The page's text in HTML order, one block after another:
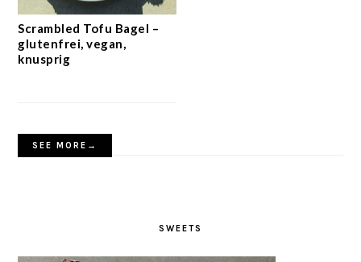
Scrambled Tofu Bagel –
glutenfrei, vegan,
knusprig
SEE MORE→
SWEETS